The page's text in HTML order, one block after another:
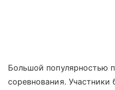
Большой популярностью
соревнования. Участники